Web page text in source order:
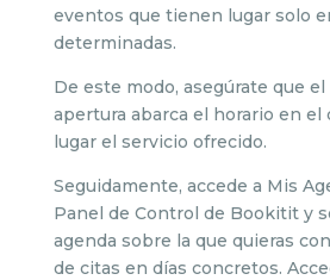
eventos que tienen lugar solo
determinadas.
De este modo, asegúrate que
apertura abarca el horario en el
lugar el servicio ofrecido.
Seguidamente, accede a Mis
Panel de Control de Bookitit y
agenda sobre la que quieras
de citas en días concretos.